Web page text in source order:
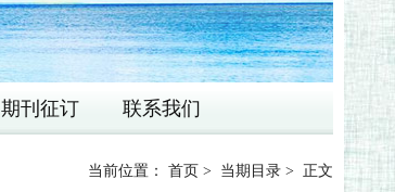
期刊征订 联系我们
当前位置： 首页 > 当期目录 > 正文